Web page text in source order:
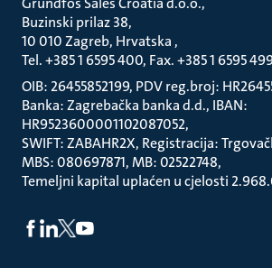
Buzinski prilaz 38
10 010 Zagreb, Hrvatska
Tel. +385 1 6595 400, Fax. +385 1 6595
OIB: 26455852199, PDV reg.broj:
Banka: Zagrebačka banka d.d., IBAN:
HR9523600001102087052
SWIFT: ZABAHR2X, Registracija:
MBS: 080697871, MB: 02522748
Temeljni kapital uplaćen u cjelosti